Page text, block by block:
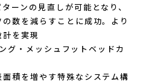
ーンの見直しが可能となり、
数を減らすことに成功。より
を実現
・メッシュフットベッドカ
積を増やす特殊なシステム構